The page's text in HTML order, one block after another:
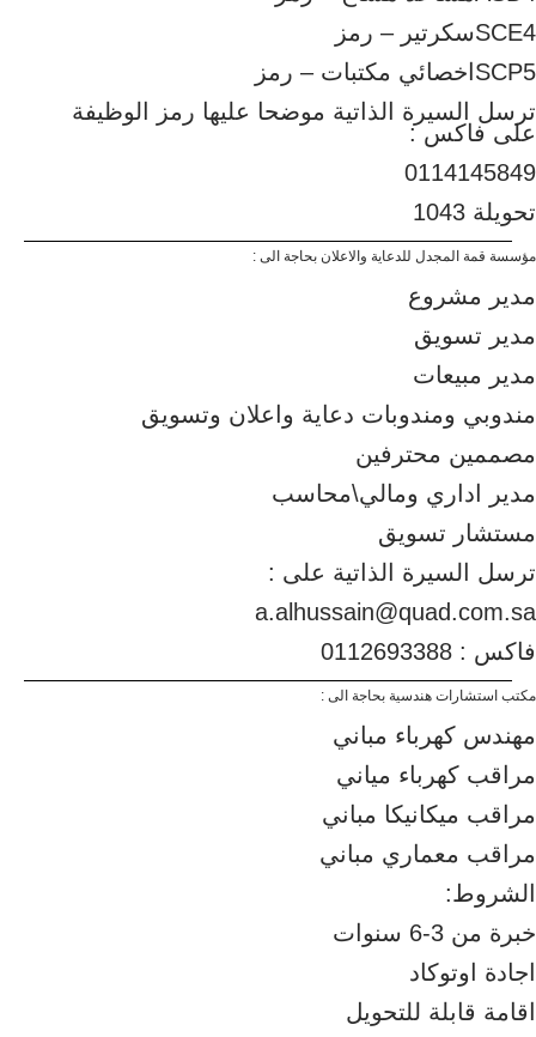
SCE4سكرتير – رمز
SCP5اخصائي مكتبات – رمز
ترسل السيرة الذاتية موضحا عليها رمز الوظيفة
على فاكس :
0114145849
تحويلة 1043
مؤسسة قمة المجدل للدعاية والاعلان بحاجة الى :
مدير مشروع
مدير تسويق
مدير مبيعات
مندوبي ومندوبات دعاية واعلان وتسويق
مصممين محترفين
مدير اداري ومالي\محاسب
مستشار تسويق
ترسل السيرة الذاتية على :
a.alhussain@quad.com.sa
فاكس : 0112693388
مكتب استشارات هندسية بحاجة الى :
مهندس كهرباء مباني
مراقب كهرباء مياني
مراقب ميكانيكا مباني
مراقب معماري مباني
الشروط:
خبرة من 3-6 سنوات
اجادة اوتوكاد
اقامة قابلة للتحويل